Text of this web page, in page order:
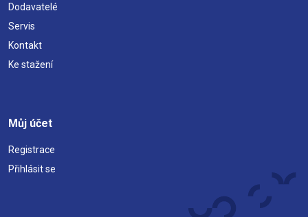
Dodavatelé
Servis
Kontakt
Ke stažení
Můj účet
Registrace
Přihlásit se